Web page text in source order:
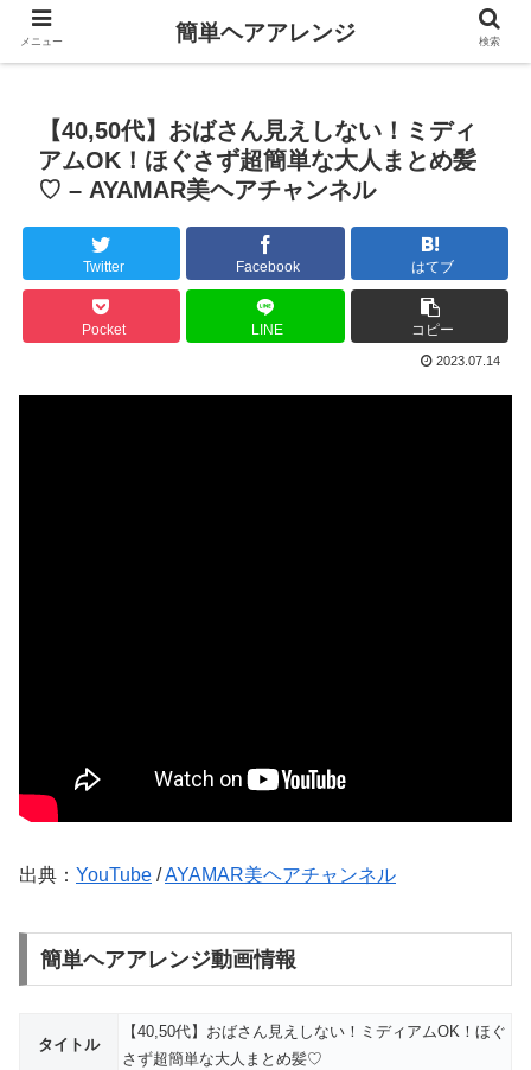
【40,50代】おばさん見えしない！ミディ
アムOK！ほぐさず超簡単な大人まとめ髪
♡ – AYAMAR美ヘアチャンネル
Twitter Facebook はてブ
Pocket LINE コピー
2023.07.14
出典： YouTube /AYAMAR美ヘアチャンネル
簡単ヘアアレンジ動画情報
タイトル
【40,50代】おばさん見えしない！ミディアムOK！ほぐ
さず超簡単な大人まとめ髪♡
メニュー 簡単ヘアアレンジ 検索